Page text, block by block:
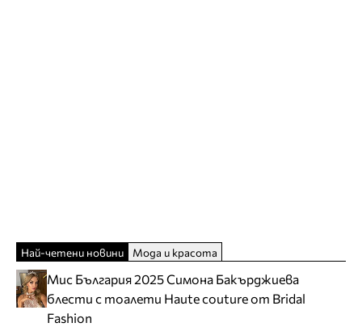
Най-четени новини Мода и красота
Мис България 2025 Симона Бакърджиева
блести с тоалети Haute couture от Bridal
Fashion